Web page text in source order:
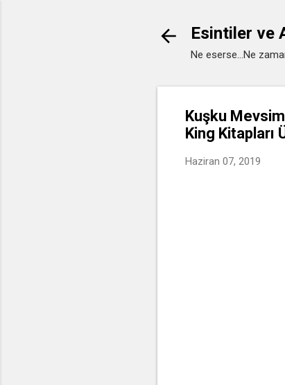
Esintiler ve
Ne eserse...Ne
Kuşku
King Kitapları
Haziran 07, 2019